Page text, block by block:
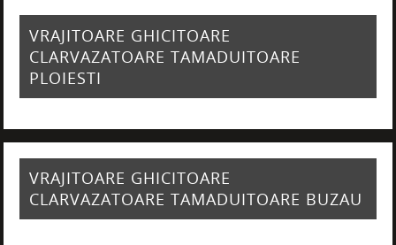
VRAJITOARE GHICITOARE
CLARVAZATOARE TAMADUITOARE
PLOIESTI
VRAJITOARE GHICITOARE
CLARVAZATOARE TAMADUITOARE BUZAU